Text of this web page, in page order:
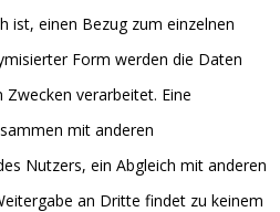
ist, einen Bezug zum einzelnen
Form werden die Daten
verarbeitet. Eine
mit anderen
Nutzers, ein Abgleich mit anderen
an Dritte findet zu keinem